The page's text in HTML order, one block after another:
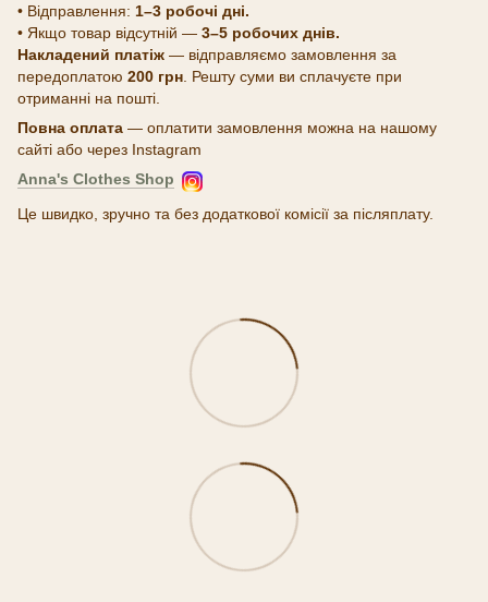
• Відправлення: 1–3 робочі дні.
• Якщо товар відсутній — 3–5 робочих днів.
Накладений платіж — відправляємо замовлення за
передоплатою 200 грн . Решту суми ви сплачуєте при
отриманні на пошті.
Повна оплата — оплатити замовлення можна на нашому
сайті або через Instagram
Anna's Clothes Shop
Це швидко, зручно та без додаткової комісії за післяплату.